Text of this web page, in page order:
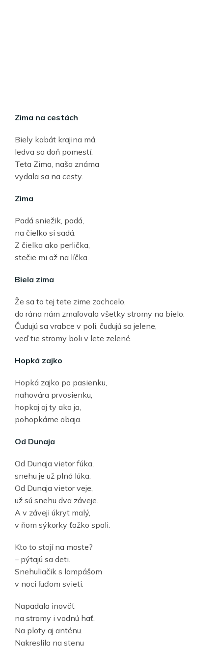
Zima na cestách
Biely kabát krajina má,
ledva sa doň pomestí.
Teta Zima, naša známa
vydala sa na cesty.
Zima
Padá sniežik, padá,
na čielko si sadá.
Z čielka ako perlička,
stečie mi až na líčka.
Biela zima
Že sa to tej tete zime zachcelo,
do rána nám zmaľovala všetky stromy na bielo.
Čudujú sa vrabce v poli, čudujú sa jelene,
veď tie stromy boli v lete zelené.
Hopká zajko
Hopká zajko po pasienku,
nahovára prvosienku,
hopkaj aj ty ako ja,
pohopkáme obaja.
Od Dunaja
Od Dunaja vietor fúka,
snehu je už plná lúka.
Od Dunaja vietor veje,
už sú snehu dva záveje.
A v záveji úkryt malý,
v ňom sýkorky ťažko spali.
Kto to stojí na moste?
– pýtajú sa deti.
Snehuliačik s lampášom
v noci ľuďom svieti.
Napadala inoväť
na stromy i vodnú hať.
Na ploty aj anténu.
Nakreslila na stenu